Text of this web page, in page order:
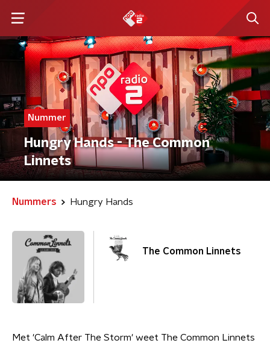
Nummer
Hungry Hands - The Common
Linnets
Nummers Hungry Hands
The Common Linnets
Met 'Calm After The Storm' weet The Common Linnets